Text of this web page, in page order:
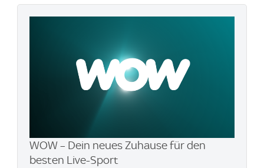
WOW – Dein neues Zuhause für den
besten Live-Sport